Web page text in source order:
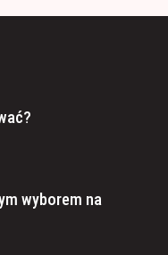
wyborem na